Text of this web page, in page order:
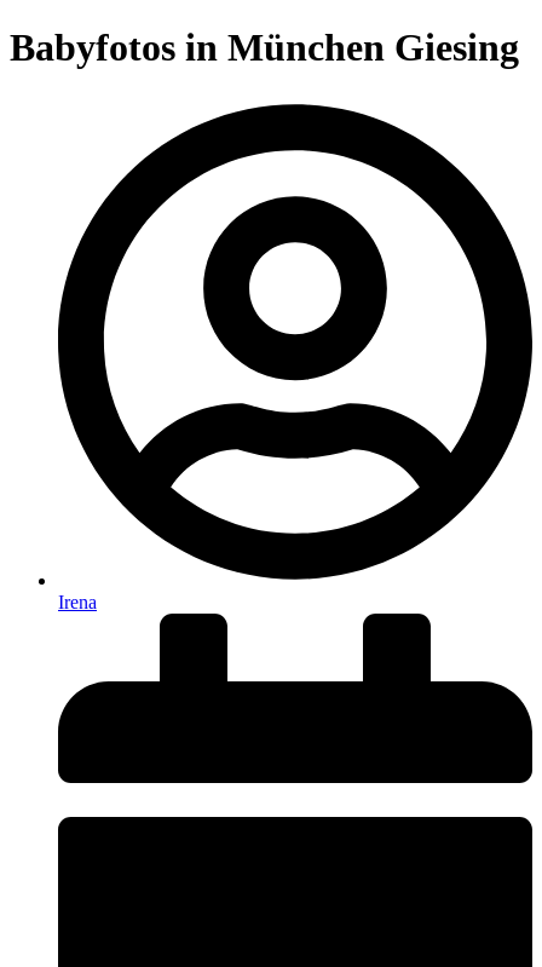
Babyfotos in München Giesing
Irena